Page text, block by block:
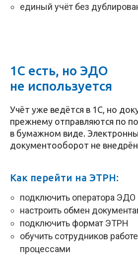
единый учёт без
1С есть, но ЭДО
не используется
Учёт уже ведётся в 1С, но
прежнему отправляются по
в бумажном виде.
документооборот не
Как перейти на ЭТРН:
подключить оператора ЭДО
настроить обмен
подключить формат ЭТРН
обучить сотрудников
процессами